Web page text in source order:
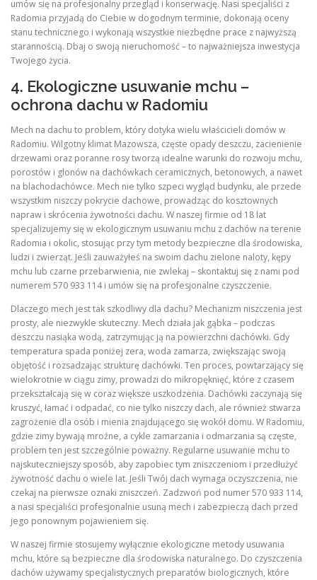
umów się na profesjonalny przegląd i konserwację. Nasi specjaliści z
Radomia przyjadą do Ciebie w dogodnym terminie, dokonają oceny
stanu technicznego i wykonają wszystkie niezbędne prace z najwyższą
starannością. Dbaj o swoją nieruchomość – to najważniejsza inwestycja
Twojego życia.
4. Ekologiczne usuwanie mchu –
ochrona dachu w Radomiu
Mech na dachu to problem, który dotyka wielu właścicieli domów w
Radomiu. Wilgotny klimat Mazowsza, częste opady deszczu, zacienienie
drzewami oraz poranne rosy tworzą idealne warunki do rozwoju mchu,
porostów i glonów na dachówkach ceramicznych, betonowych, a nawet
na blachodachówce. Mech nie tylko szpeci wygląd budynku, ale przede
wszystkim niszczy pokrycie dachowe, prowadząc do kosztownych
napraw i skrócenia żywotności dachu. W naszej firmie od 18 lat
specjalizujemy się w ekologicznym usuwaniu mchu z dachów na terenie
Radomia i okolic, stosując przy tym metody bezpieczne dla środowiska,
ludzi i zwierząt. Jeśli zauważyłeś na swoim dachu zielone naloty, kępy
mchu lub czarne przebarwienia, nie zwlekaj – skontaktuj się z nami pod
numerem 570 933 114 i umów się na profesjonalne czyszczenie.
Dlaczego mech jest tak szkodliwy dla dachu? Mechanizm niszczenia jest
prosty, ale niezwykle skuteczny. Mech działa jak gąbka – podczas
deszczu nasiąka wodą, zatrzymując ją na powierzchni dachówki. Gdy
temperatura spada poniżej zera, woda zamarza, zwiększając swoją
objętość i rozsadzając strukturę dachówki. Ten proces, powtarzający się
wielokrotnie w ciągu zimy, prowadzi do mikropęknięć, które z czasem
przekształcają się w coraz większe uszkodzenia. Dachówki zaczynają się
kruszyć, łamać i odpadać, co nie tylko niszczy dach, ale również stwarza
zagrożenie dla osób i mienia znajdującego się wokół domu. W Radomiu,
gdzie zimy bywają mroźne, a cykle zamarzania i odmarzania są częste,
problem ten jest szczególnie poważny. Regularne usuwanie mchu to
najskuteczniejszy sposób, aby zapobiec tym zniszczeniom i przedłużyć
żywotność dachu o wiele lat. Jeśli Twój dach wymaga oczyszczenia, nie
czekaj na pierwsze oznaki zniszczeń. Zadzwoń pod numer 570 933 114,
a nasi specjaliści profesjonalnie usuną mech i zabezpieczą dach przed
jego ponownym pojawieniem się.
W naszej firmie stosujemy wyłącznie ekologiczne metody usuwania
mchu, które są bezpieczne dla środowiska naturalnego. Do czyszczenia
dachów używamy specjalistycznych preparatów biologicznych, które